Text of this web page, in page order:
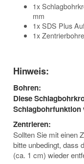
1x
mm
1x SDS Plus
1x
Hinweis:
Bohren:
Diese
Schlagbohrfunktion
Zentrieren:
Sollten Sie mit einen
bitte unbedingt, dass
(ca. 1 cm) wieder